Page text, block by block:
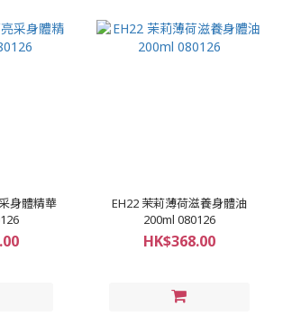
身體精華
EH22 茉莉薄荷滋養身體油
200ml 080126
HK$368.00